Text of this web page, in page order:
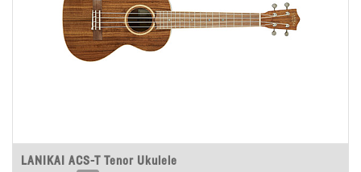
LANIKAI ACS-T Tenor Ukulele